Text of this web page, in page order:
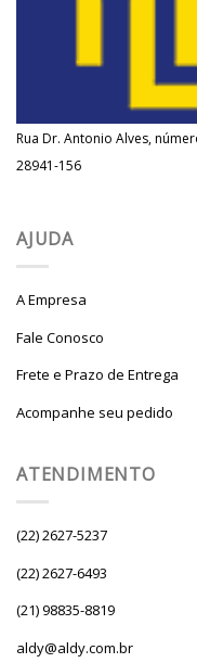
Rua Dr. Antonio Alves,
28941-156
AJUDA
A Empresa
Fale Conosco
Frete e Prazo de Entrega
Acompanhe seu pedido
ATENDIMENTO
(22) 2627-5237
(22) 2627-6493
(21) 98835-8819
aldy@aldy.com.br